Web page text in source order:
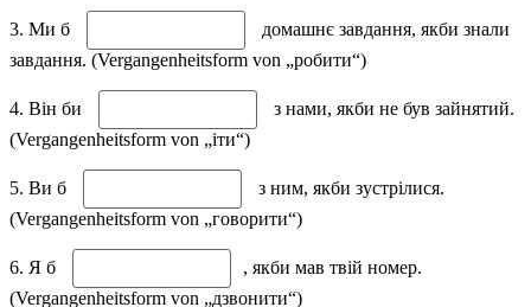
3. Ми б
домашнє завдання, якби знали
завдання. (Vergangenheitsform von „робити“)
4. Він би
з нами, якби не був зайнятий.
(Vergangenheitsform von „іти“)
5. Ви б
з ним, якби зустрілися.
(Vergangenheitsform von „говорити“)
6. Я б
, якби мав твій номер.
(Vergangenheitsform von „дзвонити“)